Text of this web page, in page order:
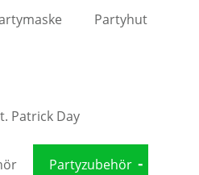
Partyhut
Patrick Day
Partyzubehör